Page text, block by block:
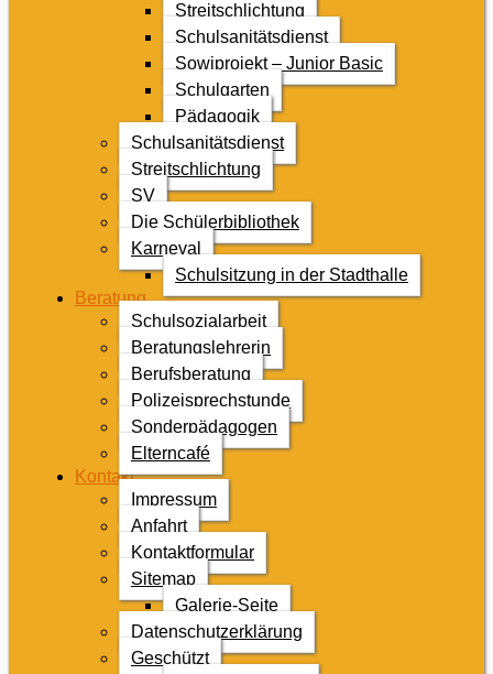
Streitschlichtung
Schulsanitätsdienst
Sowiprojekt – Junior Basic
Schulgarten
Pädagogik
Schulsanitätsdienst
Streitschlichtung
SV
Die Schülerbibliothek
Karneval
Schulsitzung in der Stadthalle
Beratung
Schulsozialarbeit
Beratungslehrerin
Berufsberatung
Polizeisprechstunde
Sonderpädagogen
Elterncafé
Kontakt
Impressum
Anfahrt
Kontaktformular
Sitemap
Galerie-Seite
Datenschutzerklärung
Geschützt